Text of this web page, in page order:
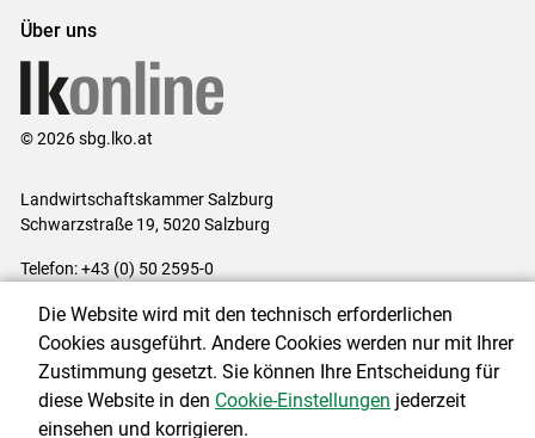
Über uns
© 2026 sbg.lko.at
Landwirtschaftskammer Salzburg
Schwarzstraße 19, 5020 Salzburg
Telefon: +43 (0) 50 2595-0
Impressum|Kontakt|Datenschutzerklärung|Barrierefreiheit|
Cookie-Einstellungen
Die Website wird mit den technisch erforderlichen
Cookies ausgeführt. Andere Cookies werden nur mit Ihrer
Zustimmung gesetzt. Sie können Ihre Entscheidung für
diese Website in den Cookie-Einstellungen jederzeit
einsehen und korrigieren.